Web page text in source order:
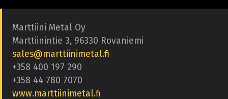
Marttiini Metal Oy
Marttiinintie 3, 96330 Rovaniemi
sales@marttiinimetal.fi
+358 400 197 290
+358 44 780 7070
www.marttiinimetal.fi